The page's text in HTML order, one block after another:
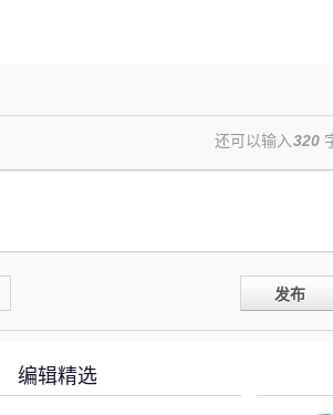
还可以输入320
发布
编辑精选